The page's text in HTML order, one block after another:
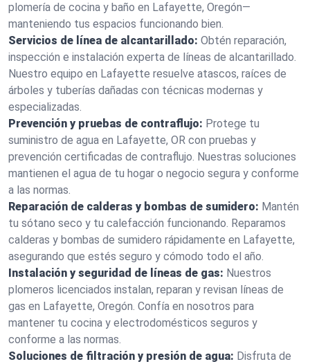
plomería de cocina y baño en Lafayette, Oregón—
manteniendo tus espacios funcionando bien.
Servicios de línea de alcantarillado: Obtén reparación,
inspección e instalación experta de líneas de alcantarillado.
Nuestro equipo en Lafayette resuelve atascos, raíces de
árboles y tuberías dañadas con técnicas modernas y
especializadas.
Prevención y pruebas de contraflujo: Protege tu
suministro de agua en Lafayette, OR con pruebas y
prevención certificadas de contraflujo. Nuestras soluciones
mantienen el agua de tu hogar o negocio segura y conforme
a las normas.
Reparación de calderas y bombas de sumidero: Mantén
tu sótano seco y tu calefacción funcionando. Reparamos
calderas y bombas de sumidero rápidamente en Lafayette,
asegurando que estés seguro y cómodo todo el año.
Instalación y seguridad de líneas de gas: Nuestros
plomeros licenciados instalan, reparan y revisan líneas de
gas en Lafayette, Oregón. Confía en nosotros para
mantener tu cocina y electrodomésticos seguros y
conforme a las normas.
Soluciones de filtración y presión de agua: Disfruta de